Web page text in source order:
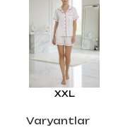
XXL
Varyantlar